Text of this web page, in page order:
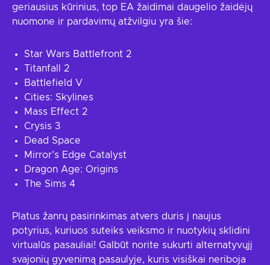
geriausius kūrinius, top EA žaidimai daugelio žaidėjų
nuomone ir pardavimų atžvilgiu yra šie:
Star Wars Battlefront 2
Titanfall 2
Battlefield V
Cities: Skylines
Mass Effect 2
Crysis 3
Dead Space
Mirror’s Edge Catalyst
Dragon Age: Origins
The Sims 4
Platus žanrų pasirinkimas atvers duris į naujus
potyrius, kuriuos suteiks veiksmo ir nuotykių sklidini
virtualūs pasauliai! Galbūt norite sukurti alternatyvųjį
svajonių gyvenimą pasaulyje, kuris visiškai neriboja